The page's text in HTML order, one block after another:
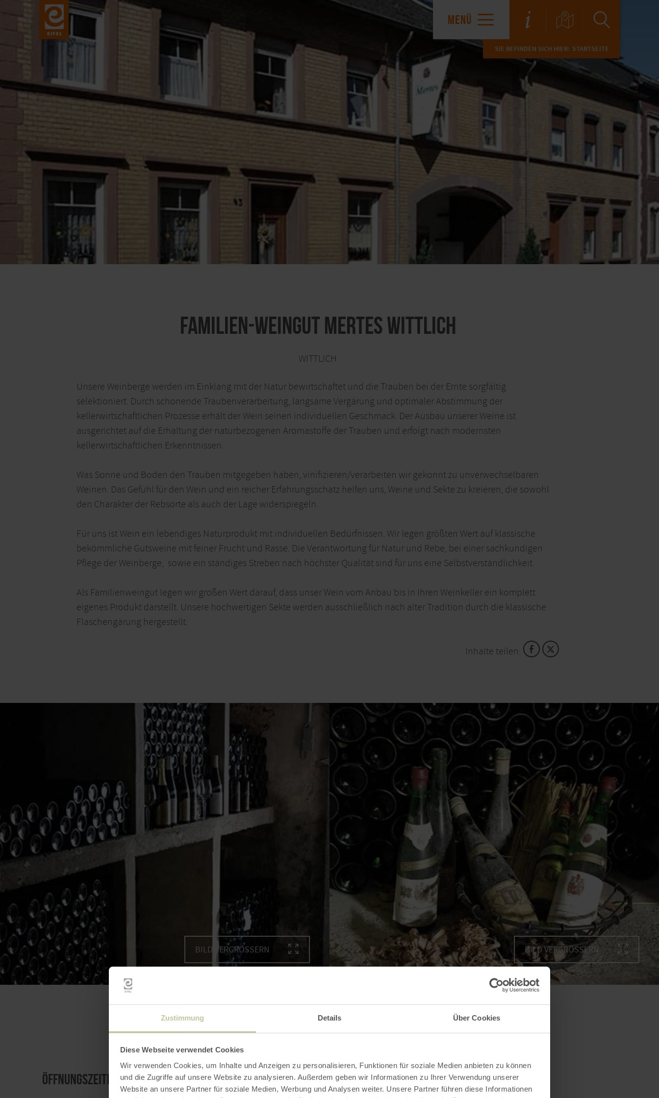
Zustimmung Details Über Cookies
Diese Webseite verwendet Cookies
Wir verwenden Cookies, um Inhalte und Anzeigen zu personalisieren, Funktionen für soziale Medien anbieten zu können
und die Zugriffe auf unsere Website zu analysieren. Außerdem geben wir Informationen zu Ihrer Verwendung unserer
Website an unsere Partner für soziale Medien, Werbung und Analysen weiter. Unsere Partner führen diese Informationen
MENÜ
SIE BEFINDEN SICH HIER: STARTSEITE
Familien-Weingut Mertes Wittlich
WITTLICH
Unsere Weinberge werden im Einklang mit der Natur bewirtschaftet und die Trauben bei der Ernte sorgfältig
selektioniert. Durch schonende Traubenverarbeitung, langsame Vergärung und optimaler Abstimmung der
kellerwirtschaftlichen Prozesse erhält der Wein seinen individuellen Geschmack. Der Ausbau unserer Weine ist
ausgerichtet auf die Erhaltung der naturbezogenen Aromastoffe der Trauben und erfolgt nach modernsten
kellerwirtschaftlichen Erkenntnissen.
Was Sonne und Boden den Trauben mitgegeben haben, vinifizieren/verarbeiten wir gekonnt zu unverwechselbaren
Weinen. Das Gefühl für den Wein und ein reicher Erfahrungsschatz helfen uns, Weine und Sekte zu kreieren, die sowohl
den Charakter der Rebsorte als auch der Lage widerspiegeln.
Für uns ist Wein ein lebendiges Naturprodukt mit individuellen Bedürfnissen. Wir legen größten Wert auf klassische
bekömmliche Gutsweine mit feiner Frucht und Rasse. Die Verantwortung für Natur und Rebe, bei einer sachkundigen
Pflege der Weinberge, sowie ein ständiges Streben nach höchster Qualität sind für uns eine Selbstverständlichkeit.
Als Familienweingut legen wir großen Wert darauf, dass unser Wein vom Anbau bis in Ihren Weinkeller ein komplett
eigenes Produkt darstellt. Unsere hochwertigen Sekte werden ausschließlich nach alter Tradition durch die klassische
Flaschengärung hergestellt.
Inhalte teilen:
BILD VERGRÖSSERN BILD VERGRÖSSERN
Auf einen Blick
Öffnungszeiten